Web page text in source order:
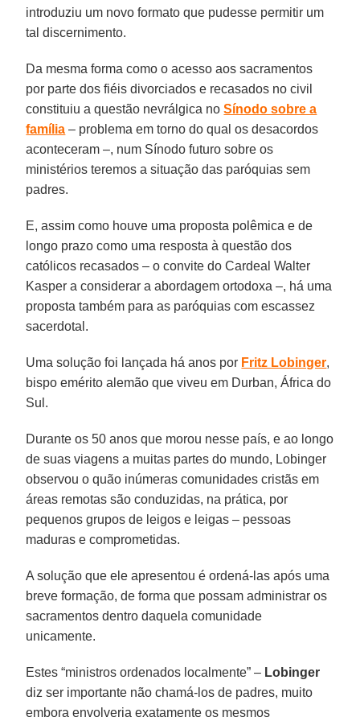
introduziu um novo formato que pudesse permitir um
tal discernimento.
Da mesma forma como o acesso aos sacramentos
por parte dos fiéis divorciados e recasados no civil
constituiu a questão nevrálgica noSínodo sobre a
família – problema em torno do qual os desacordos
aconteceram –, num Sínodo futuro sobre os
ministérios teremos a situação das paróquias sem
padres.
E, assim como houve uma proposta polêmica e de
longo prazo como uma resposta à questão dos
católicos recasados – o convite do Cardeal Walter
Kasper a considerar a abordagem ortodoxa –, há uma
proposta também para as paróquias com escassez
sacerdotal.
Uma solução foi lançada há anos por Fritz Lobinger,
bispo emérito alemão que viveu em Durban, África do
Sul.
Durante os 50 anos que morou nesse país, e ao longo
de suas viagens a muitas partes do mundo, Lobinger
observou o quão inúmeras comunidades cristãs em
áreas remotas são conduzidas, na prática, por
pequenos grupos de leigos e leigas – pessoas
maduras e comprometidas.
A solução que ele apresentou é ordená-las após uma
breve formação, de forma que possam administrar os
sacramentos dentro daquela comunidade
unicamente.
Estes “ministros ordenados localmente” – Lobinger
diz ser importante não chamá-los de padres, muito
embora envolveria exatamente os mesmos